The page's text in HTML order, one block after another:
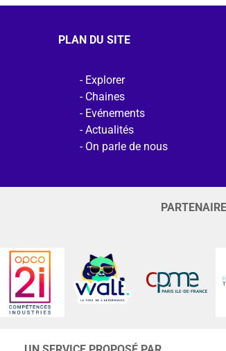
PLAN DU SITE
Explorer
Chaines
Evénements
Actualités
On parle de nous